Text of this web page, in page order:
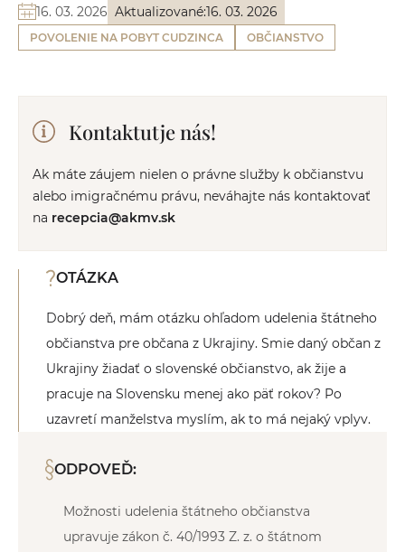
16. 03. 2026 Aktualizované:16. 03. 2026
POVOLENIE NA POBYT CUDZINCA OBČIANSTVO
Kontaktutje nás!
Ak máte záujem nielen o právne služby k občianstvu
alebo imigračnému právu, neváhajte nás kontaktovať
na recepcia@akmv.sk
OTÁZKA
Dobrý deň, mám otázku ohľadom udelenia štátneho
občianstva pre občana z Ukrajiny. Smie daný občan z
Ukrajiny žiadať o slovenské občianstvo, ak žije a
pracuje na Slovensku menej ako päť rokov? Po
uzavretí manželstva myslím, ak to má nejaký vplyv.
ODPOVEĎ:
Možnosti udelenia štátneho občianstva
upravuje zákon č. 40/1993 Z. z. o štátnom